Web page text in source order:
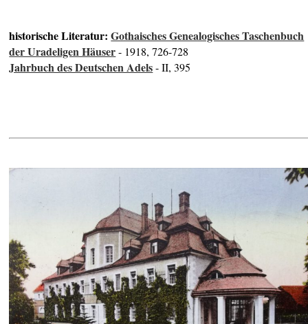
historische Literatur:Gothaisches Genealogisches Taschenbuch
der Uradeligen Häuser- 1918, 726-728
Jahrbuch des Deutschen Adels- II, 395